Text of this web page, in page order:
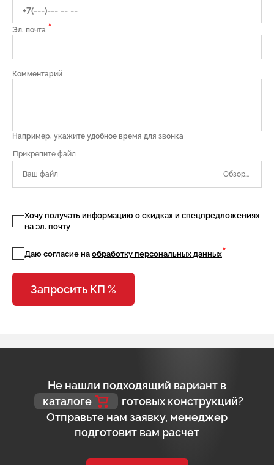
Эл. почта *
Комментарий
Например, укажите удобное время для звонка
Ваш файл
Хочу получать информацию о скидках и спецпредложениях
на эл. почту
Даю согласие на обработку персональных данных*
Запросить КП %
Не нашли подходящий вариант в
каталоге
готовых конструкций?
Отправьте нам заявку, менеджер
подготовит вам расчет